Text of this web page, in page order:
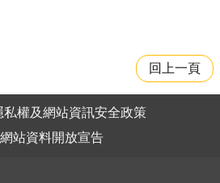
回上一頁
私權及網站資訊安全政策
站資料開放宣告